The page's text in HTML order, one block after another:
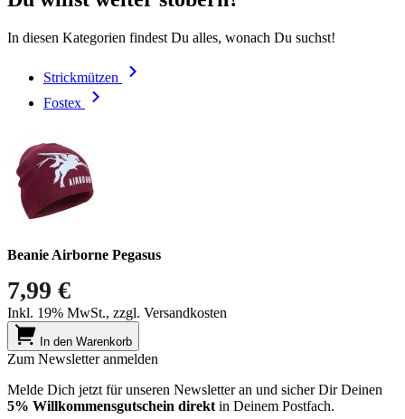
In diesen Kategorien findest Du alles, wonach Du suchst!
Strickmützen
Fostex
Beanie Airborne Pegasus
7,99 €
Inkl. 19% MwSt., zzgl. Versandkosten
In den Warenkorb
Zum Newsletter anmelden
Melde Dich jetzt für unseren Newsletter an und sicher Dir Deinen
5% Willkommensgutschein direkt in Deinem Postfach.